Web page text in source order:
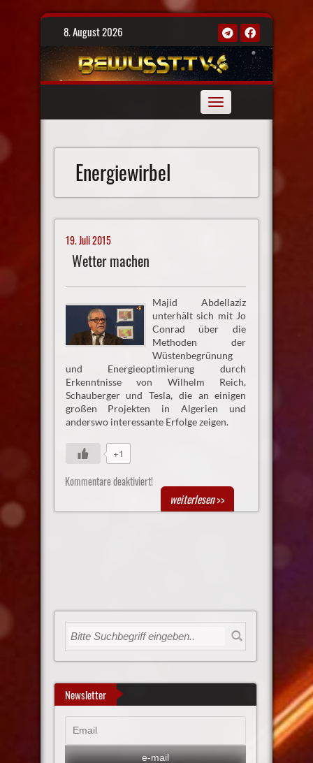
Skip
8. August 2026
Toggle
navigation
Energiewirbel
19. Juli 2015
Wetter machen
Majid Abdellaziz
unterhält sich mit Jo
Conrad über die
Methoden der
Wüstenbegrünung
und Energieoptimierung durch
Erkenntnisse von Wilhelm Reich,
Schauberger und Tesla, die an einigen
großen Projekten in Algerien und
anderswo interessante Erfolge zeigen.
+1
Kommentare deaktiviert!
weiterlesen>>
Newsletter